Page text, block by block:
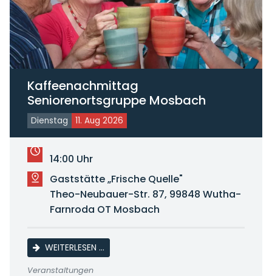
Kaffeenachmittag
Seniorenortsgruppe Mosbach
Dienstag 11. Aug 2026
14:00 Uhr
Gaststätte „Frische Quelle"
Theo-Neubauer-Str. 87, 99848 Wutha-
Farnroda OT Mosbach
WEITERLESEN …KAFFEENACHMITTAG
Veranstaltungen